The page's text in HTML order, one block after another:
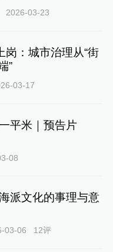
2026-03-23
岗：城市治理从“街
”
03-17
平米｜预告片
08
派文化的事理与意
03-06 12评